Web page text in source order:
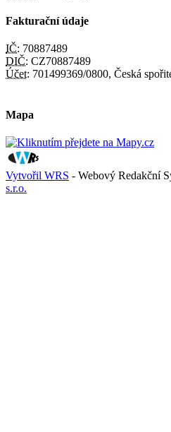
Fakturační údaje
IČ: 70887489
DIČ: CZ70887489
Účet: 701499369/0800, Česká
Mapa
Vytvořil WRS - Webový Redakční
s.r.o.